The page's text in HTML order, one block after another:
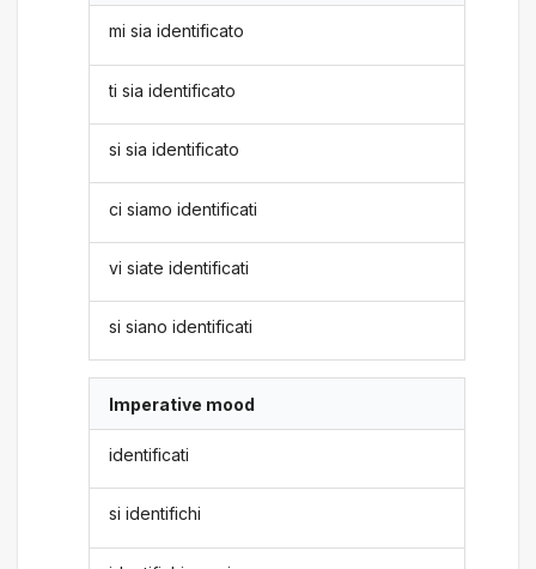
mi sia identificato
ti sia identificato
si sia identificato
ci siamo identificati
vi siate identificati
si siano identificati
Imperative mood
identificati
si identifichi